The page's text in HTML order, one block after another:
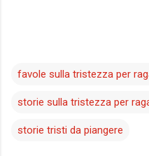
favole sulla tristezza per
storie sulla tristezza per
storie tristi da piangere